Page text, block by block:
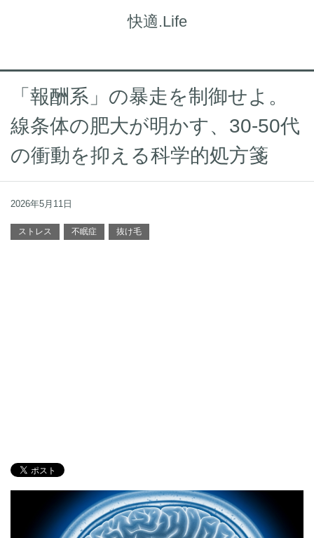
快適.Life
「報酬系」の暴走を制御せよ。
線条体の肥大が明かす、30-50代
の衝動を抑える科学的処方箋
2026年5月11日
ストレス 不眠症 抜け毛